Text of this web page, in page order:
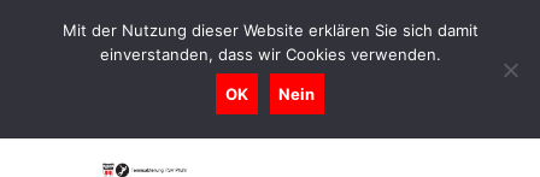
0731-9716400
Geschaeftsstelle@tennis-tsv-pfuhl.de
Mit der Nutzung dieser Website erklären Sie sich damit
einverstanden, dass wir Cookies verwenden.
OK Nein